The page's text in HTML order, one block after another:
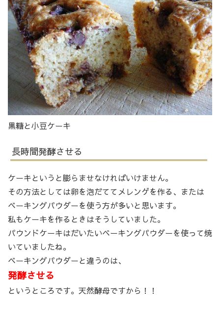
黒糖と小豆ケーキ
長時間発酵させる
ケーキというと膨らませなければいけません。
その方法としては卵を泡だててメレンゲを作る、または
ベーキングパウダーを使う方が多いと思います。
私もケーキを作るときはそうしていました。
パウンドケーキはだいたいベーキングパウダーを使って焼
いていましたね。
ベーキングパウダーと違うのは、
発酵させる
というところです。天然酵母ですから！！